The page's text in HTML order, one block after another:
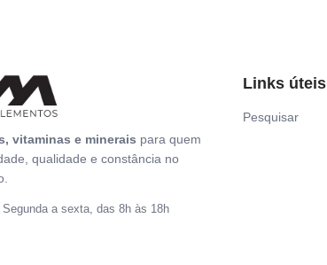
vitaminas e minerais para quem
qualidade e constância no
Segunda a sexta, das 8h às 18h
Links úteis
Pesquisar